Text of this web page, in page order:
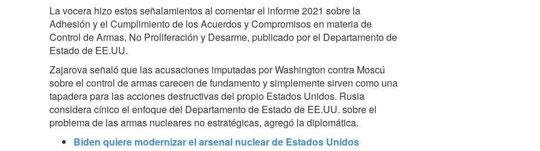
La vocera hizo estos señalamientos al comentar el informe 2021 sobre la
Adhesión y el Cumplimiento de los Acuerdos y Compromisos en materia de
Control de Armas, No Proliferación y Desarme, publicado por el Departamento de
Estado de EE.UU.
Zajarova señaló que las acusaciones imputadas por Washington contra Moscú
sobre el control de armas carecen de fundamento y simplemente sirven como una
tapadera para las acciones destructivas del propio Estados Unidos. Rusia
considera cínico el enfoque del Departamento de Estado de EE.UU. sobre el
problema de las armas nucleares no estratégicas, agregó la diplomática.
Biden quiere modernizar el arsenal nuclear de Estados Unidos